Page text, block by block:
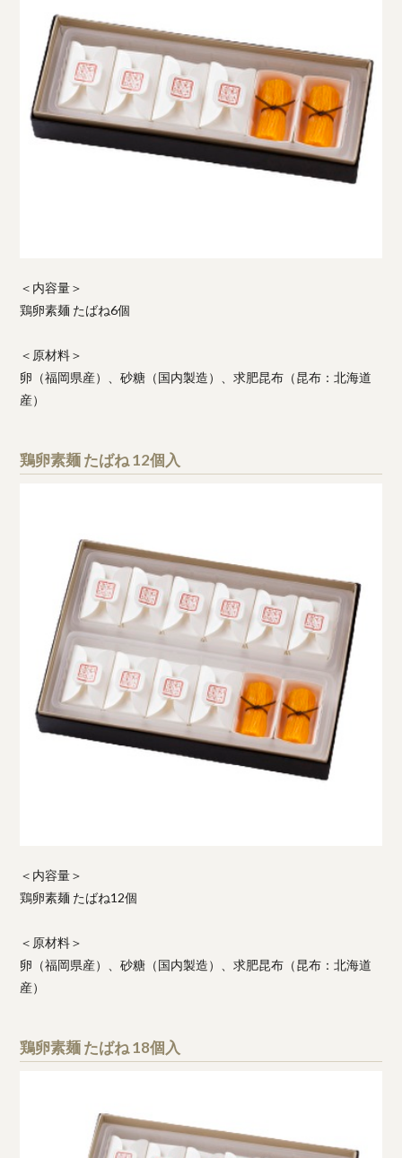
＜内容量＞
鶏卵素麺 たばね6個
＜原材料＞
卵（福岡県産）、砂糖（国内製造）、求肥昆布（昆布：北海道
産）
鶏卵素麺 たばね 12個入
＜内容量＞
鶏卵素麺 たばね12個
＜原材料＞
卵（福岡県産）、砂糖（国内製造）、求肥昆布（昆布：北海道
産）
鶏卵素麺 たばね 18個入